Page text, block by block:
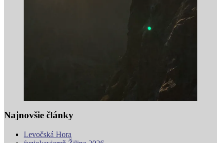
Najnovšie články
Levočská Hora